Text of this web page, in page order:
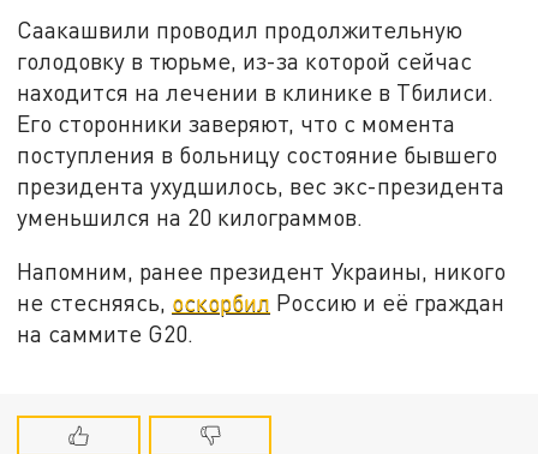
Саакашвили проводил продолжительную
голодовку в тюрьме, из-за которой сейчас
находится на лечении в клинике в Тбилиси.
Его сторонники заверяют, что с момента
поступления в больницу состояние бывшего
президента ухудшилось, вес экс-президента
уменьшился на 20 килограммов.
Напомним, ранее президент Украины, никого
не стесняясь, оскорбил Россию и её граждан
на саммите G20.